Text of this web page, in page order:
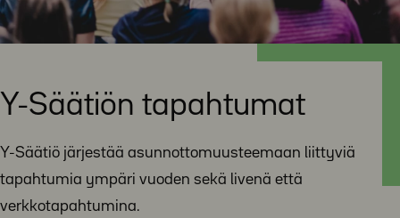
Y-Säätiön tapahtumat
Y-Säätiö järjestää asunnottomuusteemaan liittyviä
tapahtumia ympäri vuoden sekä livenä että
verkkotapahtumina.